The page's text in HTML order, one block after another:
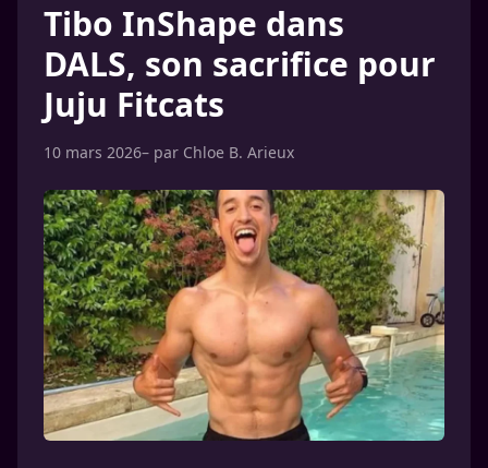
Tibo InShape dans
DALS, son sacrifice pour
Juju Fitcats
10 mars 2026– par Chloe B. Arieux